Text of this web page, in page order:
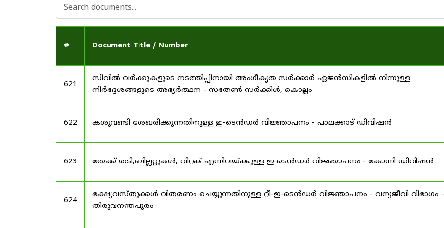
# Document Title / Number
621
സിവിൽ വർക്കുകളുടെ നടത്തിപ്പിനായി അംഗീകൃത സർക്കാർ ഏജൻസികളിൽ നിന്നുള്ള
നിർദ്ദേശങ്ങളുടെ അഭ്യർത്ഥന - സതേൺ സർക്കിൾ, കൊല്ലം
622 കശുവണ്ടി ശേഖരിക്കുന്നതിനുള്ള ഇ-ടെൻഡർ വിജ്ഞാപനം - പാലക്കാട് ഡിവിഷൻ
623 തേക്ക് തടി,ബില്ലറ്റുകൾ, വിറക് എന്നിവയ്ക്കുള്ള ഇ-ടെൻഡർ വിജ്ഞാപനം - കോന്നി ഡിവിഷൻ
624
ഭക്ഷ്യവസ്തുക്കൾ വിതരണം ചെയ്യുന്നതിനുള്ള റീ-ഇ-ടെൻഡർ വിജ്ഞാപനം - വന്യജീവി വിഭാഗം -
തിരുവനന്തപുരം